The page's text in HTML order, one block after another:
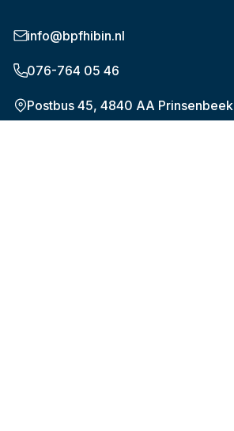
info@bpfhibin.nl
076-764 05 46
Postbus 45, 4840 AA Prinsenbeek